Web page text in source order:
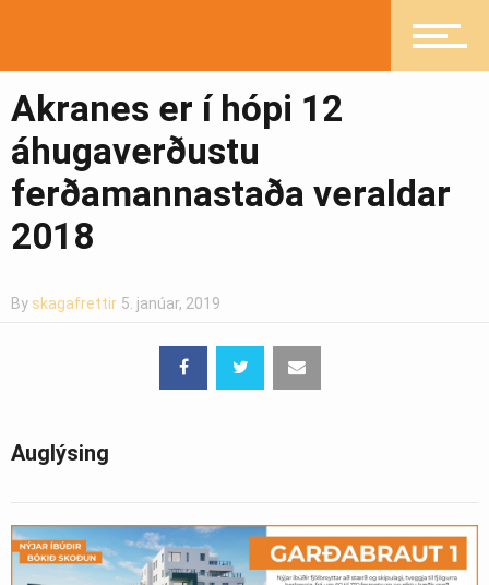
Pistlar
Greinasafn
Akranes er í hópi 12
áhugaverðustu
ferðamannastaða veraldar
2018
By skagafrettir 5. janúar, 2019
Auglýsing